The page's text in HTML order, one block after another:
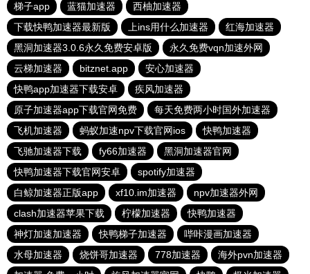
梯子app
蓝猫加速器
西柚加速器
下载快鸭加速器最新版
上ins用什么加速器
红海加速器
黑洞加速器3.0.6永久免费安卓版
永久免费vqn加速外网
云梯加速器
bitznet.app
安心加速器
快鸭app加速器下载安卓
疾风加速器
原子加速器app下载官网免费
每天免费两小时国外加速器
飞机加速器
蚂蚁加速npv下载官网ios
快鸭加速器
飞驰加速器下载
fy66加速器
黑洞加速器官网
快鸭加速器下载官网安卓
spotify加速器
白鲸加速器正版app
xf10.im加速器
npv加速器外网
clash加速器苹果下载
柠檬加速器
快鸭加速器
神灯加速加速器
快鸭梯子加速器
哔咔漫画加速器
水母加速器
烧饼哥加速器 778加速器
海外pvn加速器